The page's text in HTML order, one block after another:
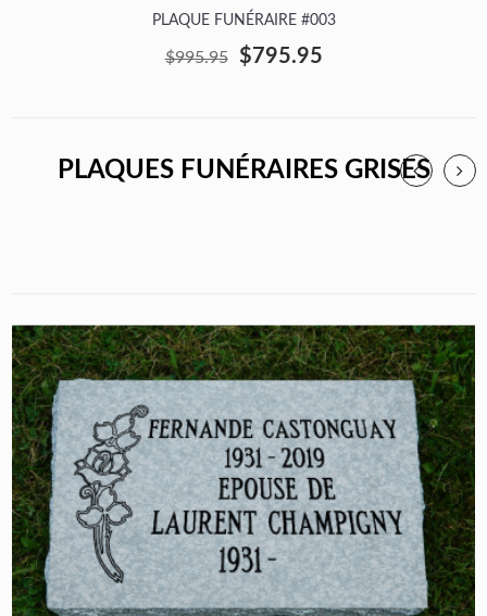
PLAQUE FUNÉRAIRE #003
$995.95 $795.95
PLAQUES FUNÉRAIRES GRISES